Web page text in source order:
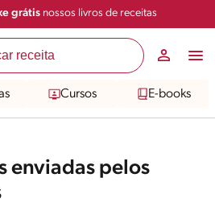
grátisnossos livros de receitas
Cursos E-books
enviadas pelos